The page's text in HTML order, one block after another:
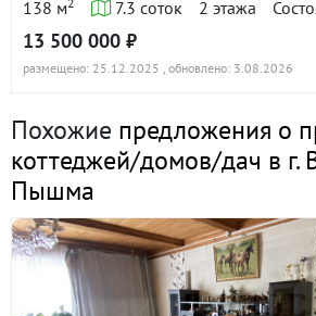
138 м
7.3 соток 2 этажа
13 500 000 ₽
размещено: 25.12.2025 , обновлено: 3.08.2026
Похожие предложения о
коттеджей/домов/дач в г.
Пышма